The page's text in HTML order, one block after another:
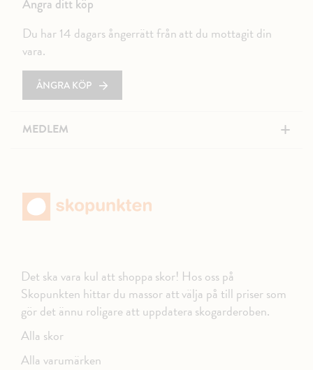
Ångra ditt köp
Du har 14 dagars ångerrätt från att du mottagit din
vara.
ÅNGRA KÖP
MEDLEM +
Det ska vara kul att shoppa skor! Hos oss på
Skopunkten hittar du massor att välja på till priser som
gör det ännu roligare att uppdatera skogarderoben.
Alla skor
Alla varumärken